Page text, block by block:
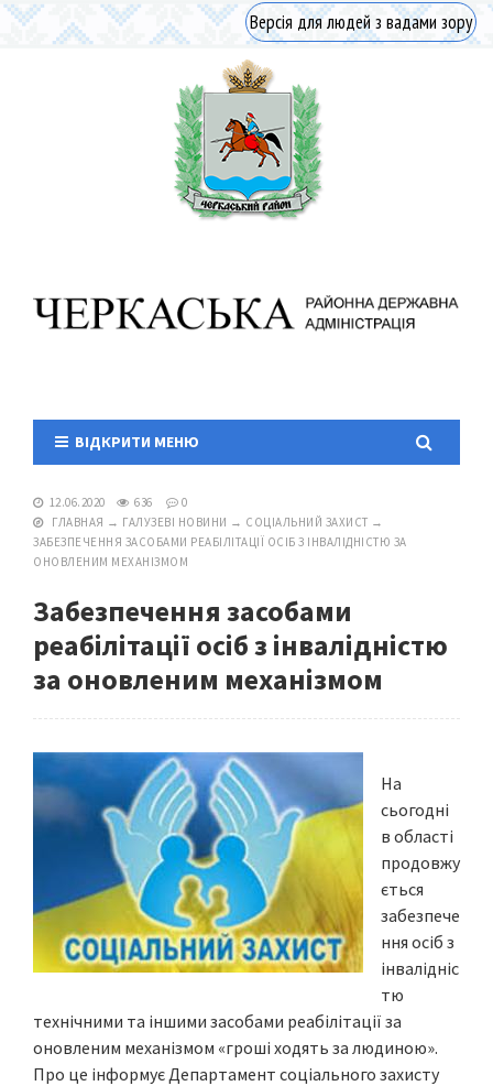
Версія для людей з вадами зору
ВІДКРИТИ МЕНЮ
12.06.2020 636
0
ГЛАВНАЯ → ГАЛУЗЕВІ НОВИНИ → СОЦІАЛЬНИЙ ЗАХИСТ →
ЗАБЕЗПЕЧЕННЯ ЗАСОБАМИ РЕАБІЛІТАЦІЇ ОСІБ З ІНВАЛІДНІСТЮ ЗА
ОНОВЛЕНИМ МЕХАНІЗМОМ
Забезпечення засобами
реабілітації осіб з інвалідністю
за оновленим механізмом
На
сьогодні
в області
продовжу
ється
забезпече
ння осіб з
інвалідніс
тю
технічними та іншими засобами реабілітації за
оновленим механізмом «гроші ходять за людиною».
Про це інформує Департамент соціального захисту